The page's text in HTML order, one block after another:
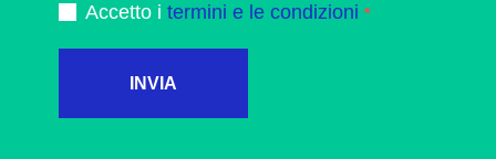
Accetto i termini e le condizioni
INVIA